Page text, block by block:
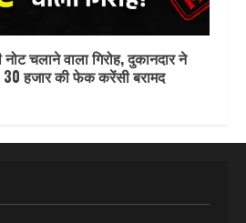
चलाने वाला गिरोह, दुकानदार ने
हजार की फेक करेंसी बरामद